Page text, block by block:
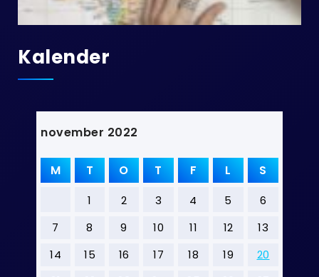
Kalender
november 2022
M T O T F L S
1 2 3 4 5
6
7
8 9 10 11 12
13
14
15 16 17 18 19
20